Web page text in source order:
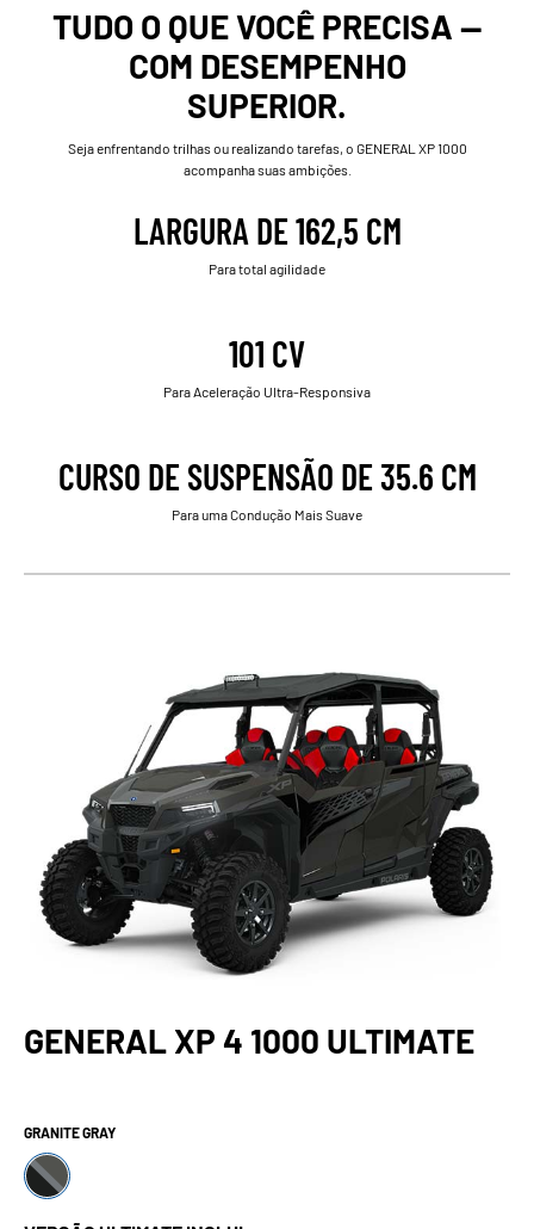
TUDO O QUE VOCÊ PRECISA —
COM DESEMPENHO
SUPERIOR.
Seja enfrentando trilhas ou realizando tarefas, o GENERAL XP 1000
acompanha suas ambições.
LARGURA DE 162,5 CM
Para total agilidade
101 CV
Para Aceleração Ultra-Responsiva
CURSO DE SUSPENSÃO DE 35.6 CM
Para uma Condução Mais Suave
GENERAL XP 4 1000 ULTIMATE
GRANITE GRAY